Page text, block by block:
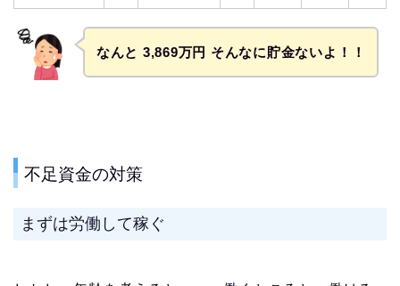
なんと 3,869万円 そんなに貯金ないよ！！
不足資金の対策
まずは労働して稼ぐ